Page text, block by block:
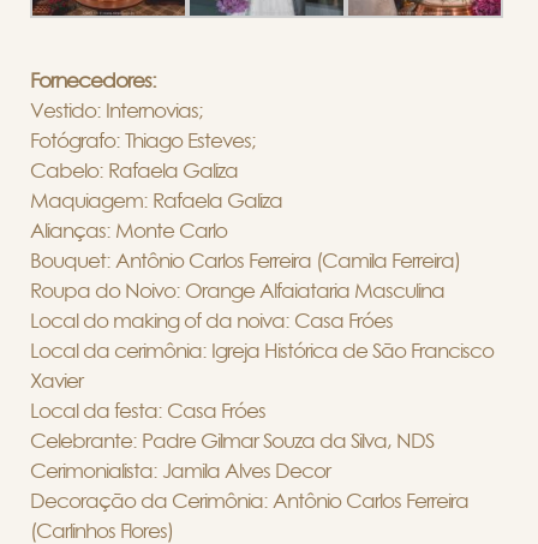
Fornecedores:
Vestido: Internovias;
Fotógrafo: Thiago Esteves;
Cabelo: Rafaela Galiza
Maquiagem: Rafaela Galiza
Alianças: Monte Carlo
Bouquet: Antônio Carlos Ferreira (Camila Ferreira)
Roupa do Noivo: Orange Alfaiataria Masculina
Local do making of da noiva: Casa Fróes
Local da cerimônia: Igreja Histórica de São Francisco
Xavier
Local da festa: Casa Fróes
Celebrante: Padre Gilmar Souza da Silva, NDS
Cerimonialista: Jamila Alves Decor
Decoração da Cerimônia: Antônio Carlos Ferreira
(Carlinhos Flores)